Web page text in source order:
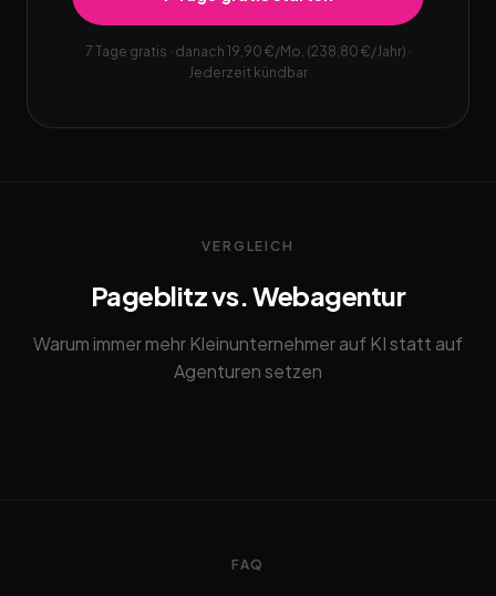
7 Tage gratis · danach 19,90 €/Mo. (238,80 €/Jahr) ·
Jederzeit kündbar
VERGLEICH
Pageblitz vs. Webagentur
Warum immer mehr Kleinunternehmer auf KI statt auf
Agenturen setzen
FAQ